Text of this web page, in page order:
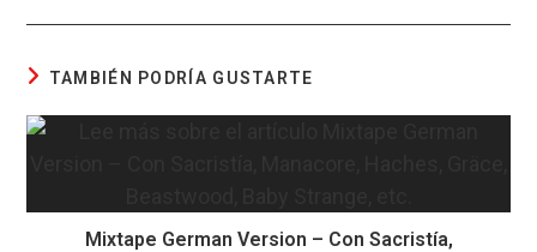
TAMBIÉN PODRÍA GUSTARTE
Mixtape German Version – Con Sacristía,